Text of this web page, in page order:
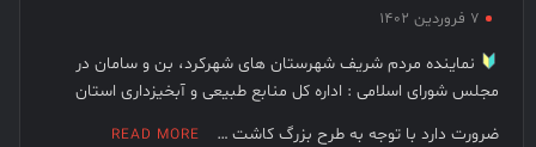
۷ فروردین ۱۴۰۲
نماینده مردم شریف شهرستان های شهرکرد، بن و سامان در
مجلس شورای اسلامی : اداره کل منابع طبیعی و آبخیزداری استان
ضرورت دارد با توجه به طرح بزرگ کاشت …
READ MORE